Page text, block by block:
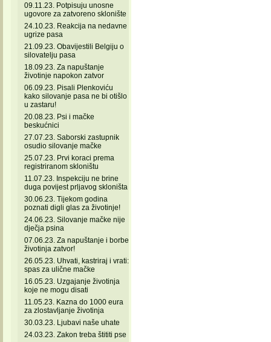
09.11.23. Potpisuju unosne
ugovore za zatvoreno sklonište
24.10.23. Reakcija na nedavne
ugrize pasa
21.09.23. Obavijestili Belgiju o
silovatelju pasa
18.09.23. Za napuštanje
životinje napokon zatvor
06.09.23. Pisali Plenkoviću
kako silovanje pasa ne bi otišlo
u zastaru!
20.08.23. Psi i mačke
beskućnici
27.07.23. Saborski zastupnik
osudio silovanje mačke
25.07.23. Prvi koraci prema
registriranom skloništu
11.07.23. Inspekciju ne brine
duga povijest prljavog skloništa
30.06.23. Tijekom godina
poznati digli glas za životinje!
24.06.23. Silovanje mačke nije
dječja psina
07.06.23. Za napuštanje i borbe
životinja zatvor!
26.05.23. Uhvati, kastriraj i vrati:
spas za ulične mačke
16.05.23. Uzgajanje životinja
koje ne mogu disati
11.05.23. Kazna do 1000 eura
za zlostavljanje životinja
30.03.23. Ljubavi naše uhate
24.03.23. Zakon treba štititi pse